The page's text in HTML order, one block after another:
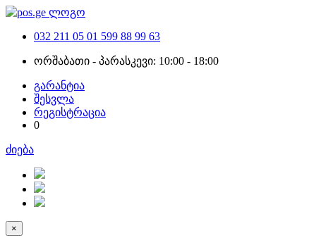
032 211 05 01 599 88 99 63
ორშაბათი - პარასკევი: 10:00 - 18:00
გარანტია
შესვლა
რეგისტრაცია
0
ძიება
×